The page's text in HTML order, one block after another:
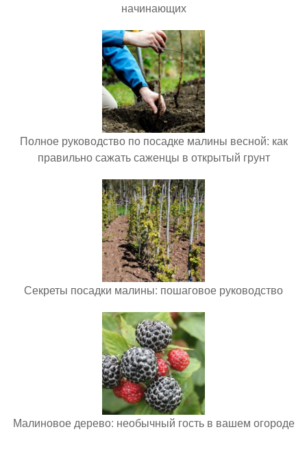
начинающих
Полное руководство по посадке малины весной: как
правильно сажать саженцы в открытый грунт
Секреты посадки малины: пошаговое руководство
Малиновое дерево: необычный гость в вашем огороде